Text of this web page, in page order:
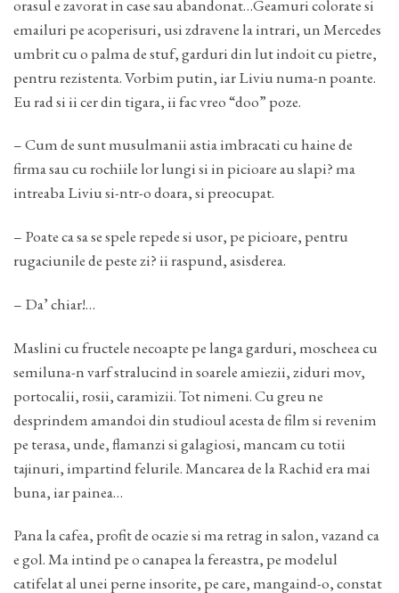
orasul e zavorat in case sau abandonat…Geamuri colorate si
emailuri pe acoperisuri, usi zdravene la intrari, un Mercedes
umbrit cu o palma de stuf, garduri din lut indoit cu pietre,
pentru rezistenta. Vorbim putin, iar Liviu numa-n poante.
Eu rad si ii cer din tigara, ii fac vreo “doo” poze.
– Cum de sunt musulmanii astia imbracati cu haine de
firma sau cu rochiile lor lungi si in picioare au slapi? ma
intreaba Liviu si-ntr-o doara, si preocupat.
– Poate ca sa se spele repede si usor, pe picioare, pentru
rugaciunile de peste zi? ii raspund, asisderea.
– Da’ chiar!…
Maslini cu fructele necoapte pe langa garduri, moscheea cu
semiluna-n varf stralucind in soarele amiezii, ziduri mov,
portocalii, rosii, caramizii. Tot nimeni. Cu greu ne
desprindem amandoi din studioul acesta de film si revenim
pe terasa, unde, flamanzi si galagiosi, mancam cu totii
tajinuri, impartind felurile. Mancarea de la Rachid era mai
buna, iar painea…
Pana la cafea, profit de ocazie si ma retrag in salon, vazand ca
e gol. Ma intind pe o canapea la fereastra, pe modelul
catifelat al unei perne insorite, pe care, mangaind-o, constat